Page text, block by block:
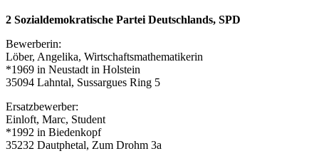
2 Sozialdemokratische Partei Deutschlands, SPD
Bewerberin:
Löber, Angelika, Wirtschaftsmathematikerin
*1969 in Neustadt in Holstein
35094 Lahntal, Sussargues Ring 5
Ersatzbewerber:
Einloft, Marc, Student
*1992 in Biedenkopf
35232 Dautphetal, Zum Drohm 3a